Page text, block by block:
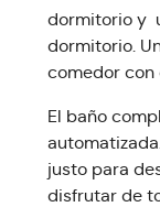
dormitorio y
dormitorio.
comedor con
El baño
justo para
disfrutar de